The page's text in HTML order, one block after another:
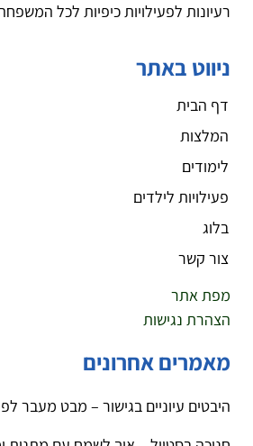
רעיונות לפעילויות כיפיות לכל
ניווט באתר
דף הבית
המלצות
לימודים
פעילויות לילדים
בלוג
צור קשר
מפת אתר
הצהרת נגישות
מאמרים אחרונים
היבטים עיוניים בגישור – מבט מעבר